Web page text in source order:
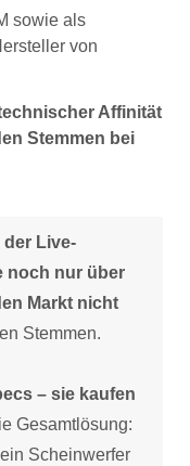
sowie als
von
Affinität
Stemmen bei
Live-
noch nur über
Markt nicht
Stemmen.
– sie kaufen
Gesamtlösung:
Scheinwerfer